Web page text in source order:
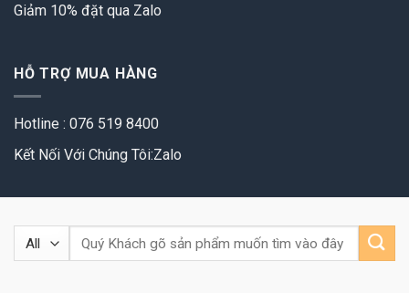
Giảm 10% đặt qua Zalo
HỖ TRỢ MUA HÀNG
Hotline : 076 519 8400
Kết Nối Với Chúng Tôi:Zalo
Tìm
kiếm: